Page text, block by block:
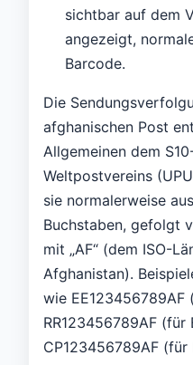
sichtbar auf dem
angezeigt,
Barcode.
Die
afghanischen Post
Allgemeinen dem
Weltpostvereins
sie normalerweise
Buchstaben, gefolgt
mit „AF“ (dem ISO-
Afghanistan).
wie EE123456789AF
RR123456789AF
CP123456789AF (für